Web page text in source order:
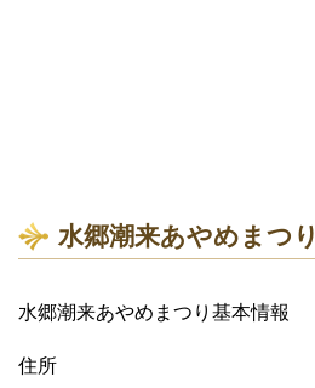
水郷潮来あやめまつり
水郷潮来あやめまつり基本情報
住所